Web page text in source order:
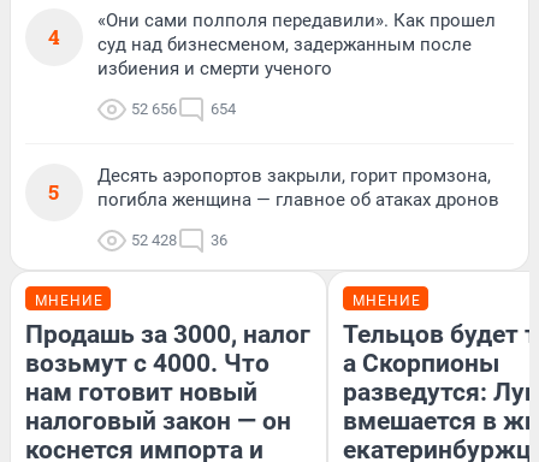
4
«Они сами полполя передавили». Как прошел
суд над бизнесменом, задержанным после
избиения и смерти ученого
52 656 654
5
Десять аэропортов закрыли, горит промзона,
погибла женщина — главное об атаках дронов
52 428 36
МНЕНИЕ
Продашь за 3000, налог
возьмут с 4000. Что
нам готовит новый
налоговый закон — он
коснется импорта и
МНЕНИЕ
Тельцов будет
а Скорпионы
разведутся:
вмешается в